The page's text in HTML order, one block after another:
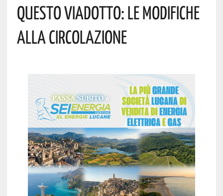
Questo Viadotto: Le Modifiche
Alla Circolazione